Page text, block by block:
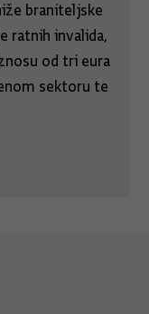
braniteljske
ratnih invalida,
od tri eura
sektoru te